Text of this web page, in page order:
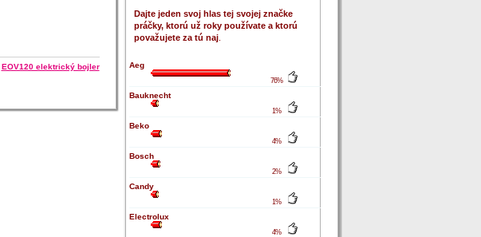
EOV120 elektrický bojler
Dajte jeden svoj hlas tej svojej značke
práčky, ktorú už roky používate a ktorú
považujete za tú naj.
Aeg
76%
Bauknecht
1%
Beko
4%
Bosch
2%
Candy
1%
Electrolux
4%